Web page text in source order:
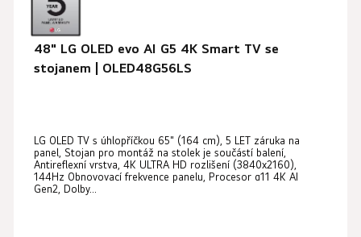
48" LG OLED evo AI G5 4K Smart TV se
stojanem | OLED48G56LS
hodnocení
produktu
je
LG OLED TV s úhlopříčkou 65" (164 cm), 5 LET záruka na
panel, Stojan pro montáž na stolek je součástí balení,
Antireflexní vrstva, 4K ULTRA HD rozlišení (3840x2160),
144Hz Obnovovací frekvence panelu, Procesor α11 4K AI
Gen2, Dolby...